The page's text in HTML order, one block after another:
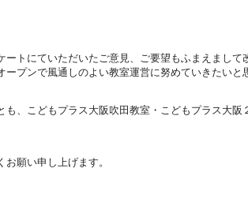
ートにていただいたご意見、ご要望もふまえまし
ープンで風通しのよい教室運営に努めていきたいと
も、こどもプラス大阪吹田教室・こどもプラス大
お願い申し上げます。